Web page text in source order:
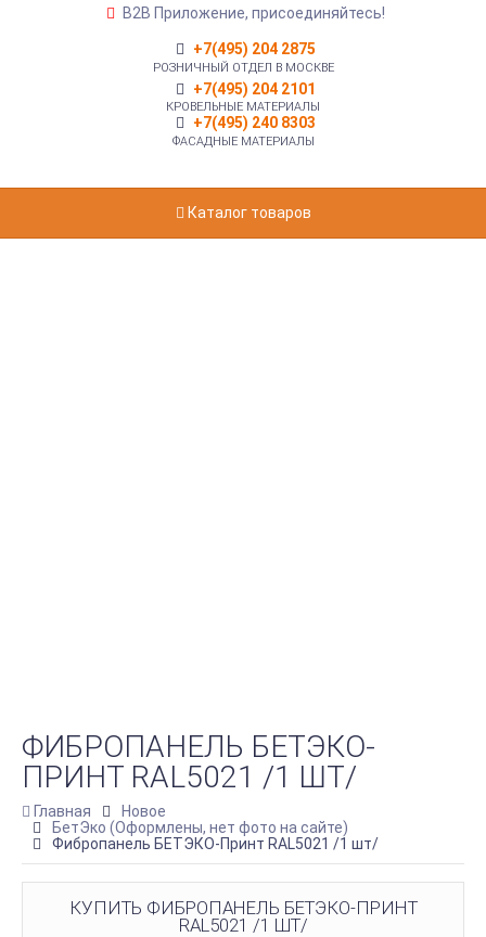
B2B Приложение, присоединяйтесь!
+7(495) 204 2875
РОЗНИЧНЫЙ ОТДЕЛ В МОСКВЕ
+7(495) 204 2101
КРОВЕЛЬНЫЕ МАТЕРИАЛЫ
+7(495) 240 8303
ФАСАДНЫЕ МАТЕРИАЛЫ
Каталог товаров
ФИБРОПАНЕЛЬ БЕТЭКО-
ПРИНТ RAL5021 /1 ШТ/
Главная
Новое
БетЭко (Оформлены, нет фото на сайте)
Фибропанель БЕТЭКО-Принт RAL5021 /1 шт/
КУПИТЬ ФИБРОПАНЕЛЬ БЕТЭКО-ПРИНТ
RAL5021 /1 ШТ/